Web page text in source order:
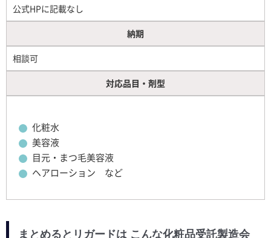
公式HPに記載なし
納期
相談可
対応品目・剤型
化粧水
美容液
目元・まつ毛美容液
ヘアローション など
まとめるとリガードは こんな化粧品受託製造会